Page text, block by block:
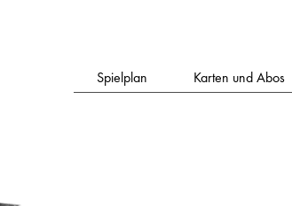
Spielplan Karten und Abos